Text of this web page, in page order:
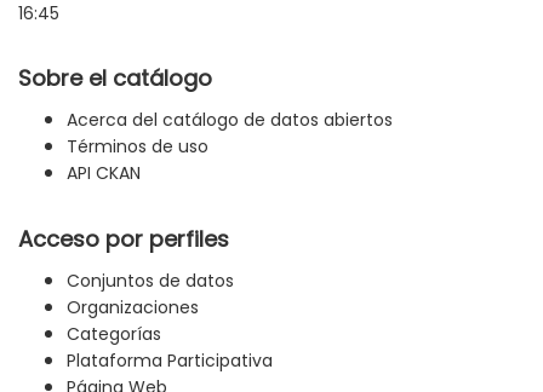
16:45
Sobre el catálogo
Acerca del catálogo de datos abiertos
Términos de uso
API CKAN
Acceso por perfiles
Conjuntos de datos
Organizaciones
Categorías
Plataforma Participativa
Página Web